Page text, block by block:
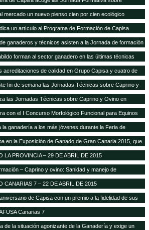
mercado un nuevo pienso cien por cien ecológico
un artículo al Programa de Formación de Capisa
ganaderos y técnicos asisten a la Jornada de formación
y el Cabildo de Gran Canaria
forman al sector ganadero en las últimas técnicas
y manejo de vacuno
acreditaciones de calidad en Grupo Capisa y cuatro de
fin de semana las Jornadas Técnicas sobre Caprino y
las Jornadas Técnicas sobre Caprino y Ovino en
con el I Concurso Morfológico Funcional para Equinos
la ganadería a los más jóvenes durante la Feria de
2015
en la Exposición de Ganado de Gran Canaria 2015, que
cabezas selectas de la isla
LA PROVINCIA – 29 DE ABRIL DE 2015
– Caprino y ovino: Sanidad y manejo de
CANARIAS 7 – 22 DE ABRIL DE 2015
de Capisa con un premio a la fidelidad de sus
Canarias 7
de la situación agonizante de la Ganadería y exige un